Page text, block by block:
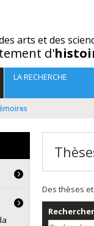
arts et des
d'
LA RECHERCHE
Des thèses